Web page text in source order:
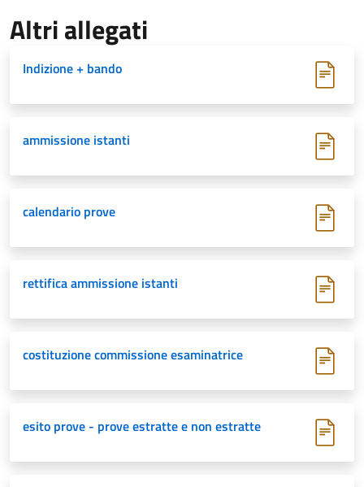
Altri allegati
Indizione + bando
ammissione istanti
calendario prove
rettifica ammissione istanti
costituzione commissione esaminatrice
esito prove - prove estratte e non estratte